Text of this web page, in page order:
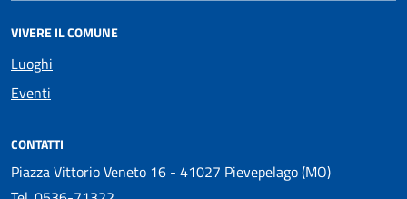
VIVERE IL COMUNE
Luoghi
Eventi
CONTATTI
Piazza Vittorio Veneto 16 - 41027 Pievepelago (MO)